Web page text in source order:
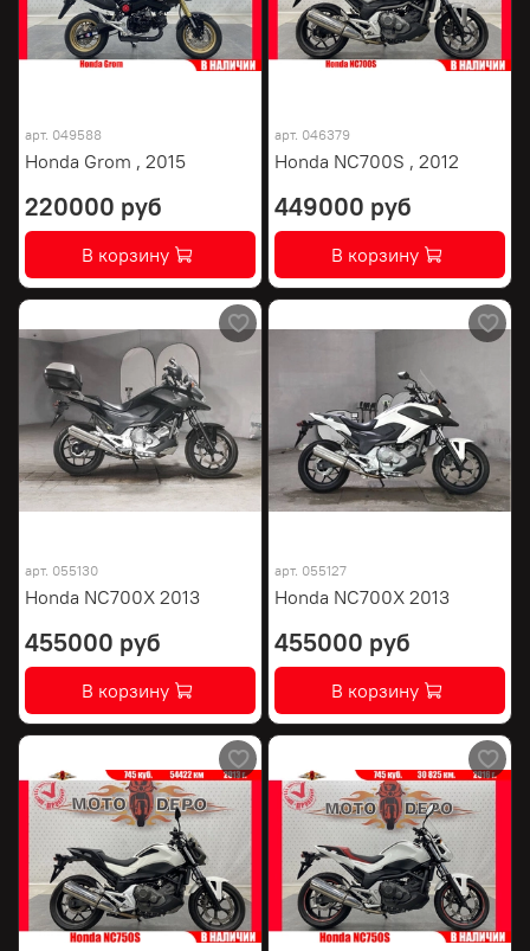
арт. 049588
Honda Grom , 2015
220000 руб
В корзину
арт. 046379
Honda NC700S , 2012
449000 руб
В корзину
арт. 055130
Honda NC700X 2013
455000 руб
В корзину
арт. 055127
Honda NC700X 2013
455000 руб
В корзину